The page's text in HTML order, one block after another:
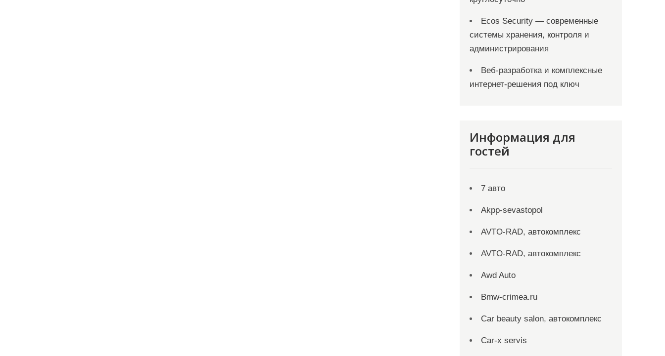
Ecos Security — современные
системы хранения, контроля и
администрирования
Веб-разработка и комплексные
интернет-решения под ключ
Информация для
гостей
7 авто
Akpp-sevastopol
AVTO-RAD, автокомплекс
AVTO-RAD, автокомплекс
Awd Auto
Bmw-crimea.ru
Car beauty salon, автокомплекс
Car-x servis